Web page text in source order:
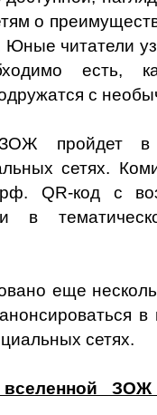
о
читатели
есть,
с
пройдет в
сетях.
QR-код с
в
еще
в
сетях.